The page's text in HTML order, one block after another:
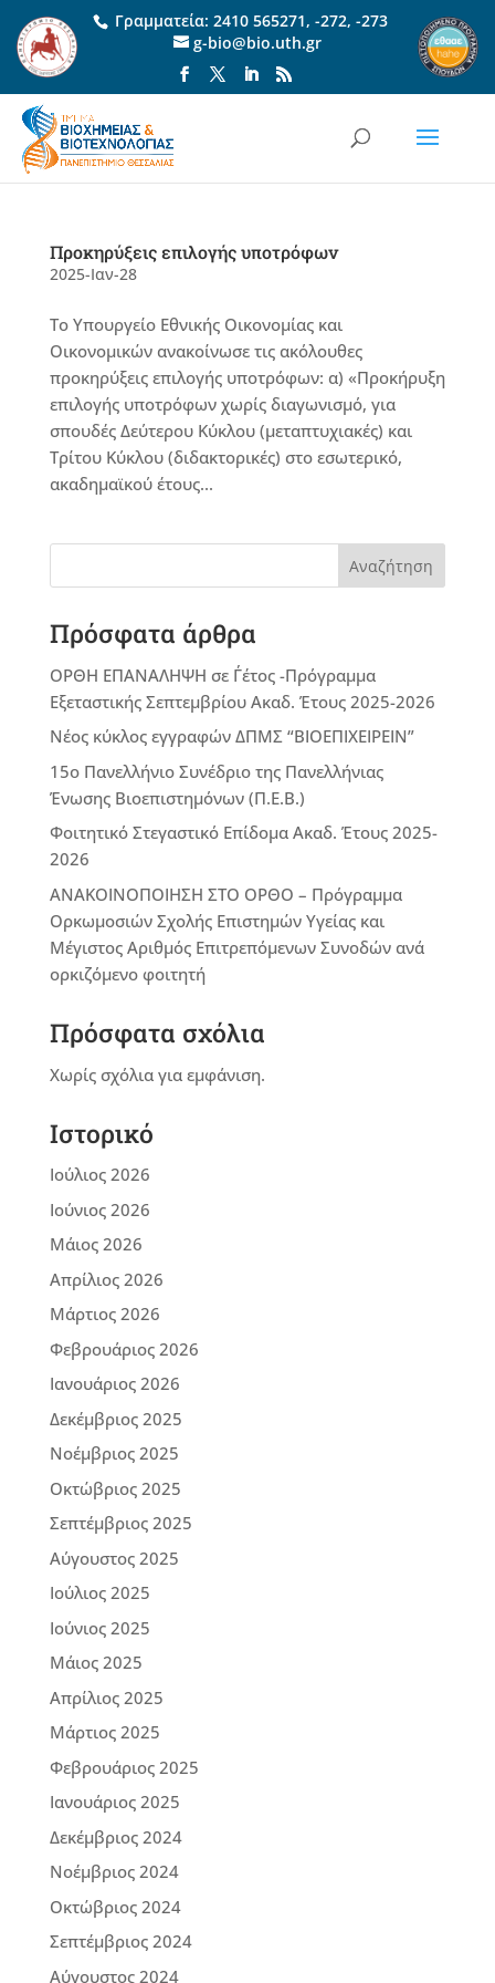
Γραμματεία: 2410 565271, -272, -273
g-bio@bio.uth.gr
Προκηρύξεις επιλογής υποτρόφων
2025-Ιαν-28
Το Υπουργείο Εθνικής Οικονομίας και
Οικονομικών ανακοίνωσε τις ακόλουθες
προκηρύξεις επιλογής υποτρόφων: α) «Προκήρυξη
επιλογής υποτρόφων χωρίς διαγωνισμό, για
σπουδές Δεύτερου Κύκλου (μεταπτυχιακές) και
Τρίτου Κύκλου (διδακτορικές) στο εσωτερικό,
ακαδημαϊκού έτους...
Αναζήτηση
Πρόσφατα άρθρα
ΟΡΘΗ ΕΠΑΝΑΛΗΨΗ σε Γ΄έτος -Πρόγραμμα
Εξεταστικής Σεπτεμβρίου Ακαδ. Έτους 2025-2026
Νέος κύκλος εγγραφών ΔΠΜΣ “ΒΙΟΕΠΙΧΕΙΡΕΙΝ”
15ο Πανελλήνιο Συνέδριο της Πανελλήνιας
Ένωσης Βιοεπιστημόνων (Π.Ε.Β.)
Φοιτητικό Στεγαστικό Επίδομα Ακαδ. Έτους 2025-
2026
ΑΝΑΚΟΙΝΟΠΟΙΗΣΗ ΣΤΟ ΟΡΘΟ – Πρόγραμμα
Ορκωμοσιών Σχολής Επιστημών Υγείας και
Μέγιστος Αριθμός Επιτρεπόμενων Συνοδών ανά
ορκιζόμενο φοιτητή
Πρόσφατα σχόλια
Χωρίς σχόλια για εμφάνιση.
Ιστορικό
Ιούλιος 2026
Ιούνιος 2026
Μάιος 2026
Απρίλιος 2026
Μάρτιος 2026
Φεβρουάριος 2026
Ιανουάριος 2026
Δεκέμβριος 2025
Νοέμβριος 2025
Οκτώβριος 2025
Σεπτέμβριος 2025
Αύγουστος 2025
Ιούλιος 2025
Ιούνιος 2025
Μάιος 2025
Απρίλιος 2025
Μάρτιος 2025
Φεβρουάριος 2025
Ιανουάριος 2025
Δεκέμβριος 2024
Νοέμβριος 2024
Οκτώβριος 2024
Σεπτέμβριος 2024
Αύγουστος 2024